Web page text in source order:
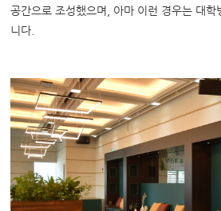
공간으로 조성했으며, 아마 이런 경우는 대학
니다.